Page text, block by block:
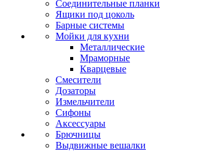
Соединительные планки
Ящики под цоколь
Барные системы
Мойки для кухни
Металлические
Мраморные
Кварцевые
Смесители
Дозаторы
Измельчители
Сифоны
Аксессуары
Брючницы
Выдвижные вешалки